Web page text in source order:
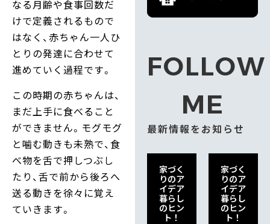
なる月齢や食事回数だ
けで定義されるもので
はなく、赤ちゃん一人ひ
とりの発達に合わせて
進めていく過程です。
この時期の赤ちゃんは、
まだ上手に食べること
ができません。モグモグ
と噛む動きも未熟で、食
べ物を舌で押しつぶし
たり、舌で前から後ろへ
送る動きを徐々に覚え
ていきます。
FOLLOW
ME
最新情報をお知らせ
家づく
りのア
イデア
暮らし
のヒン
ト！
家づく
りのア
イデア
暮らし
のヒン
ト！